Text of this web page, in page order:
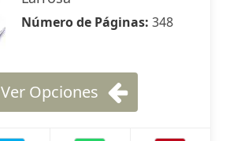
Número de Páginas: 348
Ver Opciones